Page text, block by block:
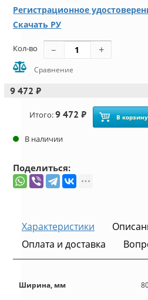
Регистрационное
Скачать РУ
Кол-во
Сравнение
9 472 ₽
Итого:9 472 ₽ В корзину
В наличии
Поделиться:
Характеристики
Оплата и доставка
Ширина, мм